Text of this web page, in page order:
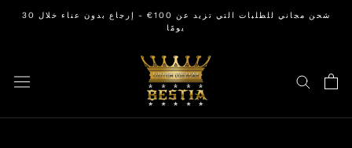
شحن مجاني للطلبات التي تزيد عن 100€ - إرجاع بدون عناء خلال 30
يومًا